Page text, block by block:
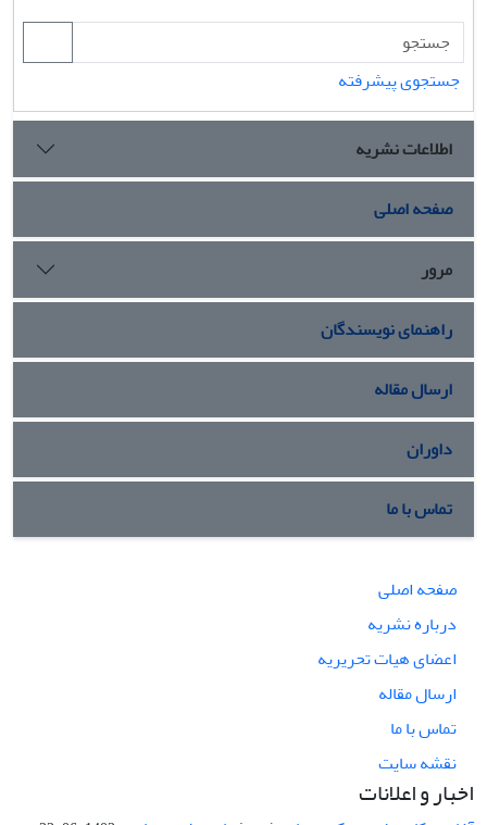
جستجوی پیشرفته
اطلاعات نشریه
صفحه اصلی
مرور
راهنمای نویسندگان
ارسال مقاله
داوران
تماس با ما
صفحه اصلی
درباره نشریه
اعضای هیات تحریریه
ارسال مقاله
تماس با ما
نقشه سایت
اخبار و اعلانات